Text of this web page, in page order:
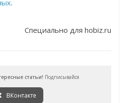
.
Специально для hobiz.ru
статьи! Подписывайся
ВКонтакте